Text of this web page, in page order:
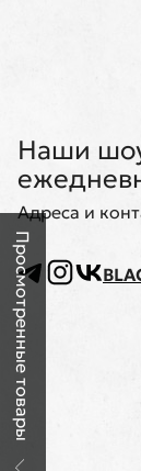
Наши
Адреса и
Просмотренные товары